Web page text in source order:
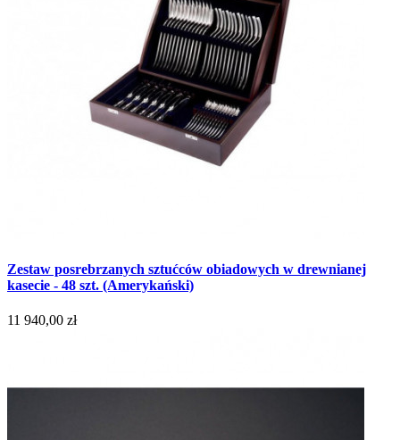
Zestaw posrebrzanych sztućców obiadowych w drewnianej
kasecie - 48 szt. (Amerykański)
11 940,00 zł